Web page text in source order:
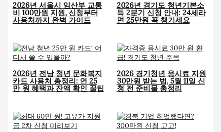
2026년 서울시 임산부 교통
비 100만원 지원, 신청부터
사용처까지 완벽 가이드
2026년 경기도 청년기본소
득 2분기 신청 안내: 24세라
면 25만원 꼭 챙기세요
2026년 전남 청년 문화복지
카드 사용처 총정리: 연 25
만 원 혜택과 잔액 확인 꿀팁
2026 경기청년 응시료 지원
30만원 받는 법, 5월 11일 신
청 전 준비물 총정리